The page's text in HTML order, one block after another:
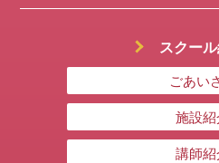
スクー
ごあい
施設紹
講師紹